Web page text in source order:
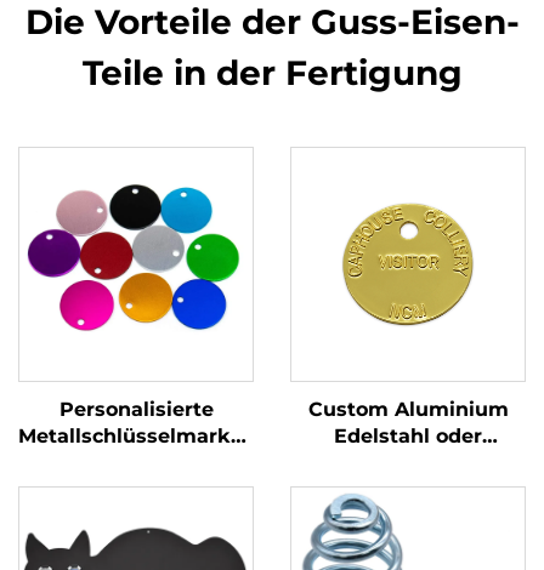
Die Vorteile der Guss-Eisen-
Teile in der Fertigung
Personalisierte
Metallschlüsselmarken
Blöcke Marken mit
Gravierlogo
Custom Aluminium
Edelstahl oder
Gravierter Hunde-ID-
Namen-Tags